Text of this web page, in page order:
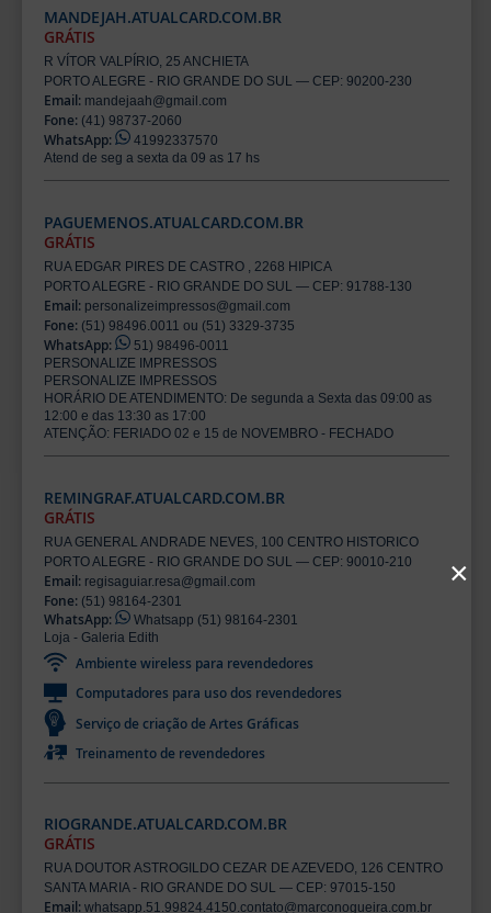
MANDEJAH.ATUALCARD.COM.BR
GRÁTIS
R VÍTOR VALPÍRIO, 25 ANCHIETA
PORTO ALEGRE - RIO GRANDE DO SUL — CEP: 90200-230
Email: mandejaah@gmail.com
Fone: (41) 98737-2060
WhatsApp:
41992337570
Atend de seg a sexta da 09 as 17 hs
PAGUEMENOS.ATUALCARD.COM.BR
GRÁTIS
RUA EDGAR PIRES DE CASTRO , 2268 HIPICA
PORTO ALEGRE - RIO GRANDE DO SUL — CEP: 91788-130
Email: personalizeimpressos@gmail.com
Fone: (51) 98496.0011 ou (51) 3329-3735
WhatsApp:
51) 98496-0011
PERSONALIZE IMPRESSOS
PERSONALIZE IMPRESSOS
HORÁRIO DE ATENDIMENTO: De segunda a Sexta das 09:00 as
12:00 e das 13:30 as 17:00
ATENÇÃO: FERIADO 02 e 15 de NOVEMBRO - FECHADO
REMINGRAF.ATUALCARD.COM.BR
GRÁTIS
RUA GENERAL ANDRADE NEVES, 100 CENTRO HISTORICO
PORTO ALEGRE - RIO GRANDE DO SUL — CEP: 90010-210
Email: regisaguiar.resa@gmail.com
Fone: (51) 98164-2301
WhatsApp:
Whatsapp (51) 98164-2301
Loja - Galeria Edith
Ambiente wireless para revendedores
Computadores para uso dos revendedores
Serviço de criação de Artes Gráficas
Treinamento de revendedores
RIOGRANDE.ATUALCARD.COM.BR
GRÁTIS
RUA DOUTOR ASTROGILDO CEZAR DE AZEVEDO, 126 CENTRO
SANTA MARIA - RIO GRANDE DO SUL — CEP: 97015-150
Email: whatsapp.51.99824.4150.contato@marconogueira.com.br
×